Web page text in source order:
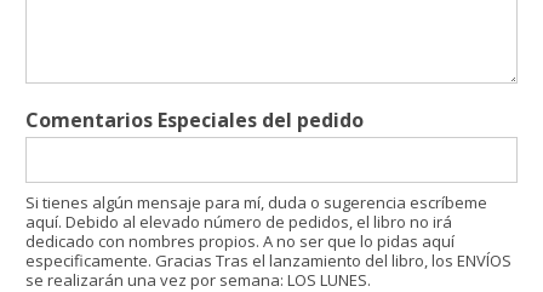
Comentarios Especiales del pedido
Si tienes algún mensaje para mí, duda o sugerencia escríbeme
aquí. Debido al elevado número de pedidos, el libro no irá
dedicado con nombres propios. A no ser que lo pidas aquí
especificamente. Gracias Tras el lanzamiento del libro, los ENVÍOS
se realizarán una vez por semana: LOS LUNES.